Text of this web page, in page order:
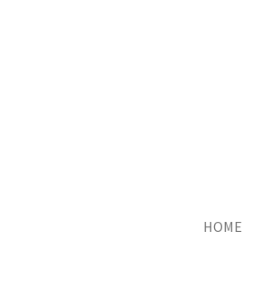
HOME